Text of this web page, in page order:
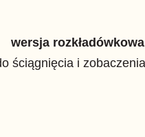
wersja rozkładówkowa
ściągnięcia i zobaczenia